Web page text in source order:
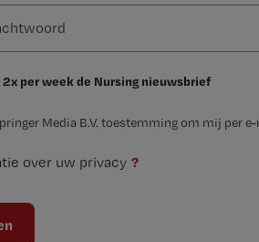
2x per week de Nursing nieuwsbrief
Media B.V. toestemming om mij per
over uw privacy ?